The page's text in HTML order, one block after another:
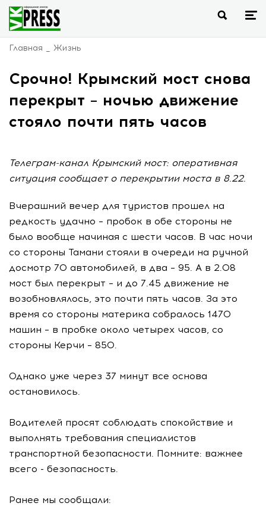
Главная Жизнь
Срочно! Крымский мост снова
перекрыт – ночью движение
стояло почти пять часов
Телеграм-канал Крымский мост: оперативная
ситуация сообщает о перекрытии моста в 8.22.
Вчерашний вечер для туристов прошел на
редкость удачно – пробок в обе стороны не
было вообще начиная с шести часов. В час ночи
со стороны Тамани стояли в очереди на ручной
досмотр 70 автомобилей, в два – 95. А в 2.08
мост был перекрыт – и до 7.45 движение не
возобновлялось, это почти пять часов. За это
время со стороны материка собралось 1470
машин – в пробке около четырех часов, со
стороны Керчи – 850.
Однако уже через 37 минут все основа
остановилось.
Водителей просят соблюдать спокойствие и
выполнять требования специалистов
транспортной безопасности. Помните: важнее
всего - безопасность.
Ранее мы сообщали: